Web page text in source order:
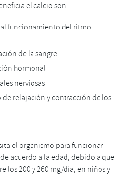
el calcio son:
funcionamiento del ritmo
de la sangre
hormonal
nerviosas
de relajación y contracción de los
el organismo para funcionar
acuerdo a la edad, debido a que
los 200 y 260 mg/día, en niños y